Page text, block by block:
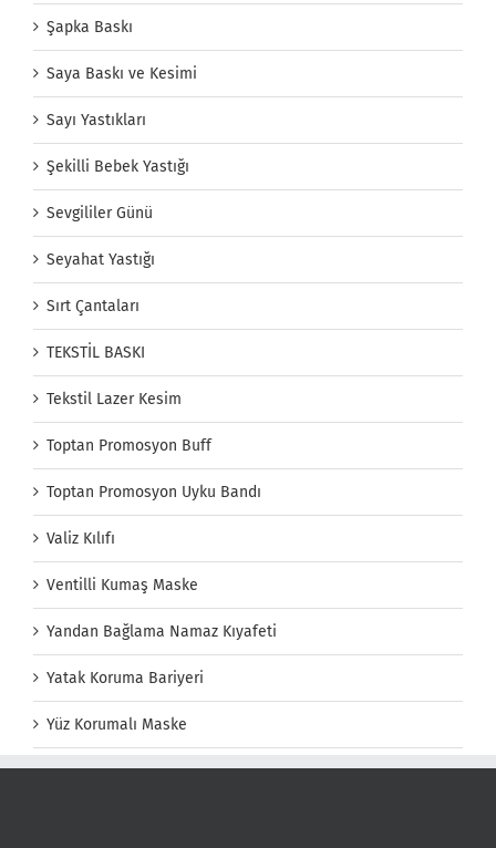
Şapka Baskı
Saya Baskı ve Kesimi
Sayı Yastıkları
Şekilli Bebek Yastığı
Sevgililer Günü
Seyahat Yastığı
Sırt Çantaları
TEKSTİL BASKI
Tekstil Lazer Kesim
Toptan Promosyon Buff
Toptan Promosyon Uyku Bandı
Valiz Kılıfı
Ventilli Kumaş Maske
Yandan Bağlama Namaz Kıyafeti
Yatak Koruma Bariyeri
Yüz Korumalı Maske